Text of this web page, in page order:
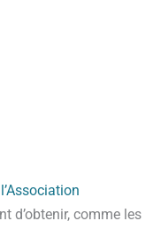
l’Association
d’obtenir, comme les